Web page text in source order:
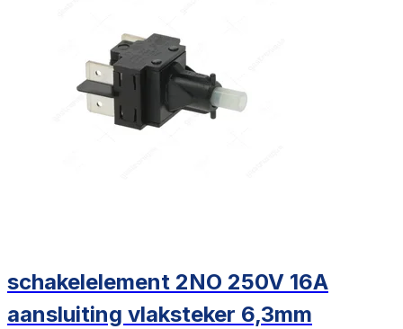
schakelelement 2NO 250V 16A
aansluiting vlaksteker 6,3mm